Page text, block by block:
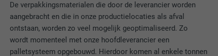
De verpakkingsmaterialen die door de leverancier worden
aangebracht en die in onze productielocaties als afval
ontstaan, worden zo veel mogelijk geoptimaliseerd. Zo
wordt momenteel met onze hoofdleverancier een
palletsysteem opgebouwd. Hierdoor komen al enkele tonnen
DOEL
Wordt gebruikt om bezoekers op meerdere
websites te volgen, om op basis van de
voorkeuren van de bezoeker relevante
reclame te presenteren.